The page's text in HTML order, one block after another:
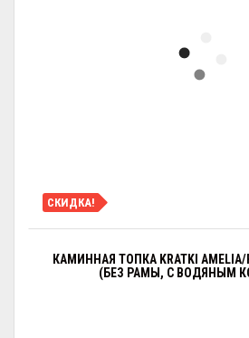
СКИДКА!
КАМИННАЯ ТОПКА KRATKI AMELIA/
(БЕЗ РАМЫ, С ВОДЯНЫМ